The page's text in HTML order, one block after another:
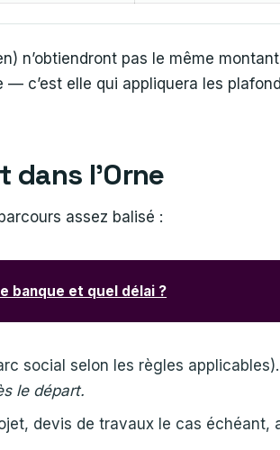
n’obtiendront pas le même
c’est elle qui appliquera les
l’Orne
assez balisé :
banque et quel délai ?
social selon les règles applicables).
le départ.
devis de travaux le cas échéant,